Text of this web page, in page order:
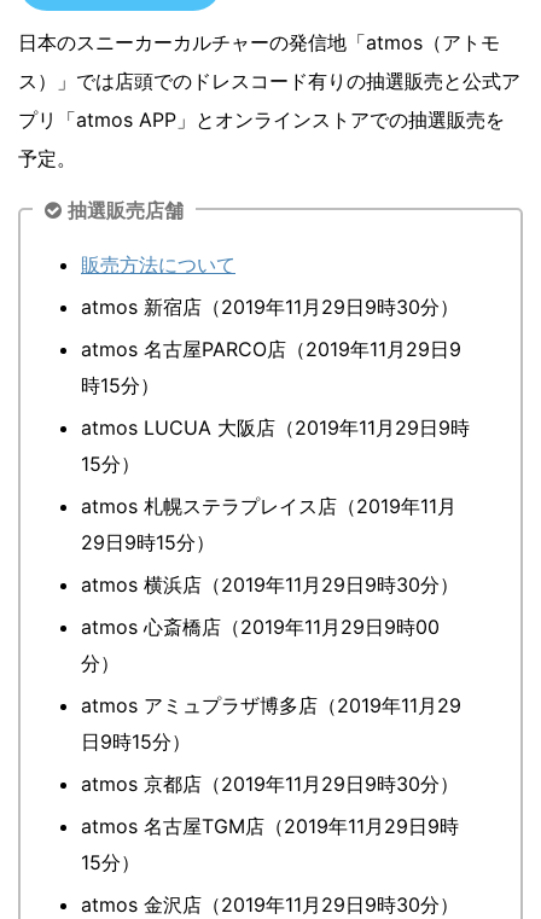
日本のスニーカーカルチャーの発信地「atmos（アトモ
ス）」では店頭でのドレスコード有りの抽選販売と公式ア
プリ「atmos APP」とオンラインストアでの抽選販売を
予定。
抽選販売店舗
販売方法について
atmos 新宿店（2019年11月29日9時30分）
atmos 名古屋PARCO店（2019年11月29日9
時15分）
atmos LUCUA 大阪店（2019年11月29日9時
15分）
atmos 札幌ステラプレイス店（2019年11月
29日9時15分）
atmos 横浜店（2019年11月29日9時30分）
atmos 心斎橋店（2019年11月29日9時00
分）
atmos アミュプラザ博多店（2019年11月29
日9時15分）
atmos 京都店（2019年11月29日9時30分）
atmos 名古屋TGM店（2019年11月29日9時
15分）
atmos 金沢店（2019年11月29日9時30分）